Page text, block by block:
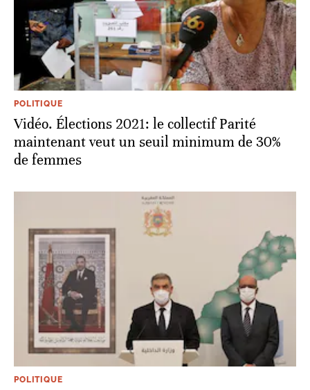
POLITIQUE
Vidéo. Élections 2021: le collectif Parité
maintenant veut un seuil minimum de 30%
de femmes
POLITIQUE